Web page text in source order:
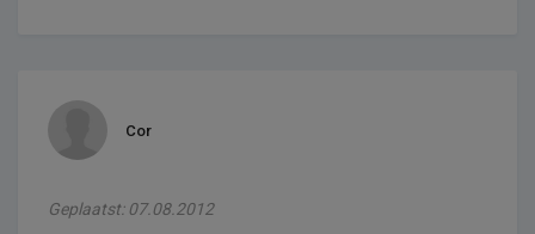
Cor
Geplaatst: 07.08.2012